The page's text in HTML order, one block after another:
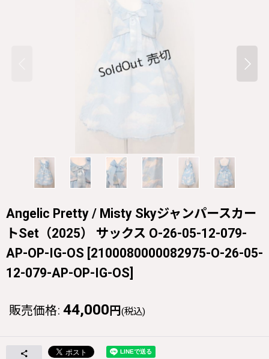
Angelic Pretty / Misty Skyジャンパースカー
トSet（2025） サックス O-26-05-12-079-
AP-OP-IG-OS [2100080000082975-O-26-05-
12-079-AP-OP-IG-OS]
販売価格: 44,000 円 (税込)